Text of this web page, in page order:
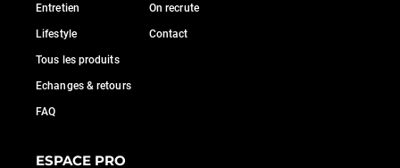
Entretien
Lifestyle
Tous les produits
Echanges & retours
FAQ
On recrute
Contact
ESPACE PRO